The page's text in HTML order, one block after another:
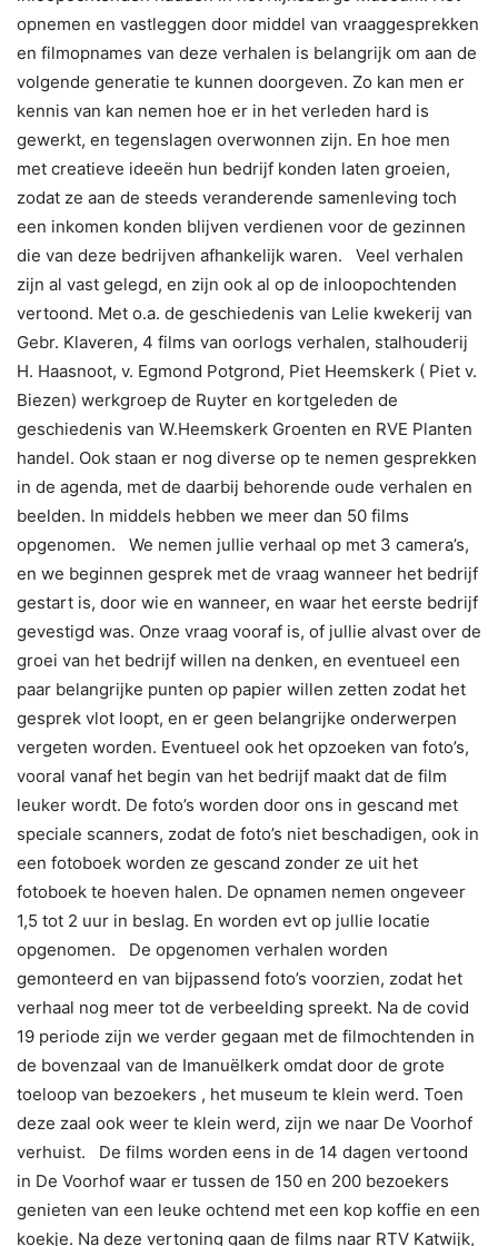
In het verleden ligt het heden (deel 1)
54:28
opnemen en vastleggen door middel van vraaggesprekken
en filmopnames van deze verhalen is belangrijk om aan de
volgende generatie te kunnen doorgeven. Zo kan men er
kennis van kan nemen hoe er in het verleden hard is
gewerkt, en tegenslagen overwonnen zijn. En hoe men
met creatieve ideeën hun bedrijf konden laten groeien,
zodat ze aan de steeds veranderende samenleving toch
een inkomen konden blijven verdienen voor de gezinnen
die van deze bedrijven afhankelijk waren. Veel verhalen
zijn al vast gelegd, en zijn ook al op de inloopochtenden
vertoond. Met o.a. de geschiedenis van Lelie kwekerij van
Gebr. Klaveren, 4 films van oorlogs verhalen, stalhouderij
H. Haasnoot, v. Egmond Potgrond, Piet Heemskerk ( Piet v.
Biezen) werkgroep de Ruyter en kortgeleden de
geschiedenis van W.Heemskerk Groenten en RVE Planten
handel. Ook staan er nog diverse op te nemen gesprekken
in de agenda, met de daarbij behorende oude verhalen en
beelden. In middels hebben we meer dan 50 films
opgenomen. We nemen jullie verhaal op met 3 camera’s,
en we beginnen gesprek met de vraag wanneer het bedrijf
gestart is, door wie en wanneer, en waar het eerste bedrijf
gevestigd was. Onze vraag vooraf is, of jullie alvast over de
groei van het bedrijf willen na denken, en eventueel een
paar belangrijke punten op papier willen zetten zodat het
gesprek vlot loopt, en er geen belangrijke onderwerpen
vergeten worden. Eventueel ook het opzoeken van foto’s,
vooral vanaf het begin van het bedrijf maakt dat de film
leuker wordt. De foto’s worden door ons in gescand met
speciale scanners, zodat de foto’s niet beschadigen, ook in
een fotoboek worden ze gescand zonder ze uit het
fotoboek te hoeven halen. De opnamen nemen ongeveer
1,5 tot 2 uur in beslag. En worden evt op jullie locatie
opgenomen. De opgenomen verhalen worden
gemonteerd en van bijpassend foto’s voorzien, zodat het
verhaal nog meer tot de verbeelding spreekt. Na de covid
19 periode zijn we verder gegaan met de filmochtenden in
de bovenzaal van de Imanuëlkerk omdat door de grote
toeloop van bezoekers , het museum te klein werd. Toen
deze zaal ook weer te klein werd, zijn we naar De Voorhof
verhuist. De films worden eens in de 14 dagen vertoond
in De Voorhof waar er tussen de 150 en 200 bezoekers
genieten van een leuke ochtend met een kop koffie en een
koekje. Na deze vertoning gaan de films naar RTV Katwijk,